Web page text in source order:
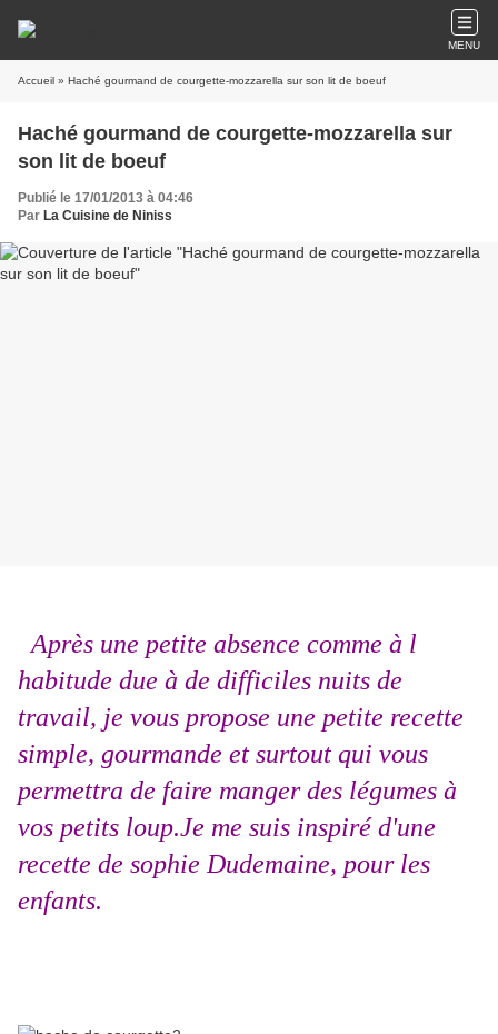
MENU
Accueil » Haché gourmand de courgette-mozzarella sur son lit de boeuf
Haché gourmand de courgette-mozzarella sur
son lit de boeuf
Publié le 17/01/2013 à 04:46
Par La Cuisine de Niniss
Après une petite absence comme à l
habitude due à de difficiles nuits de
travail, je vous propose une petite recette
simple, gourmande et surtout qui vous
permettra de faire manger des légumes à
vos petits loup.Je me suis inspiré d'une
recette de sophie Dudemaine, pour les
enfants.